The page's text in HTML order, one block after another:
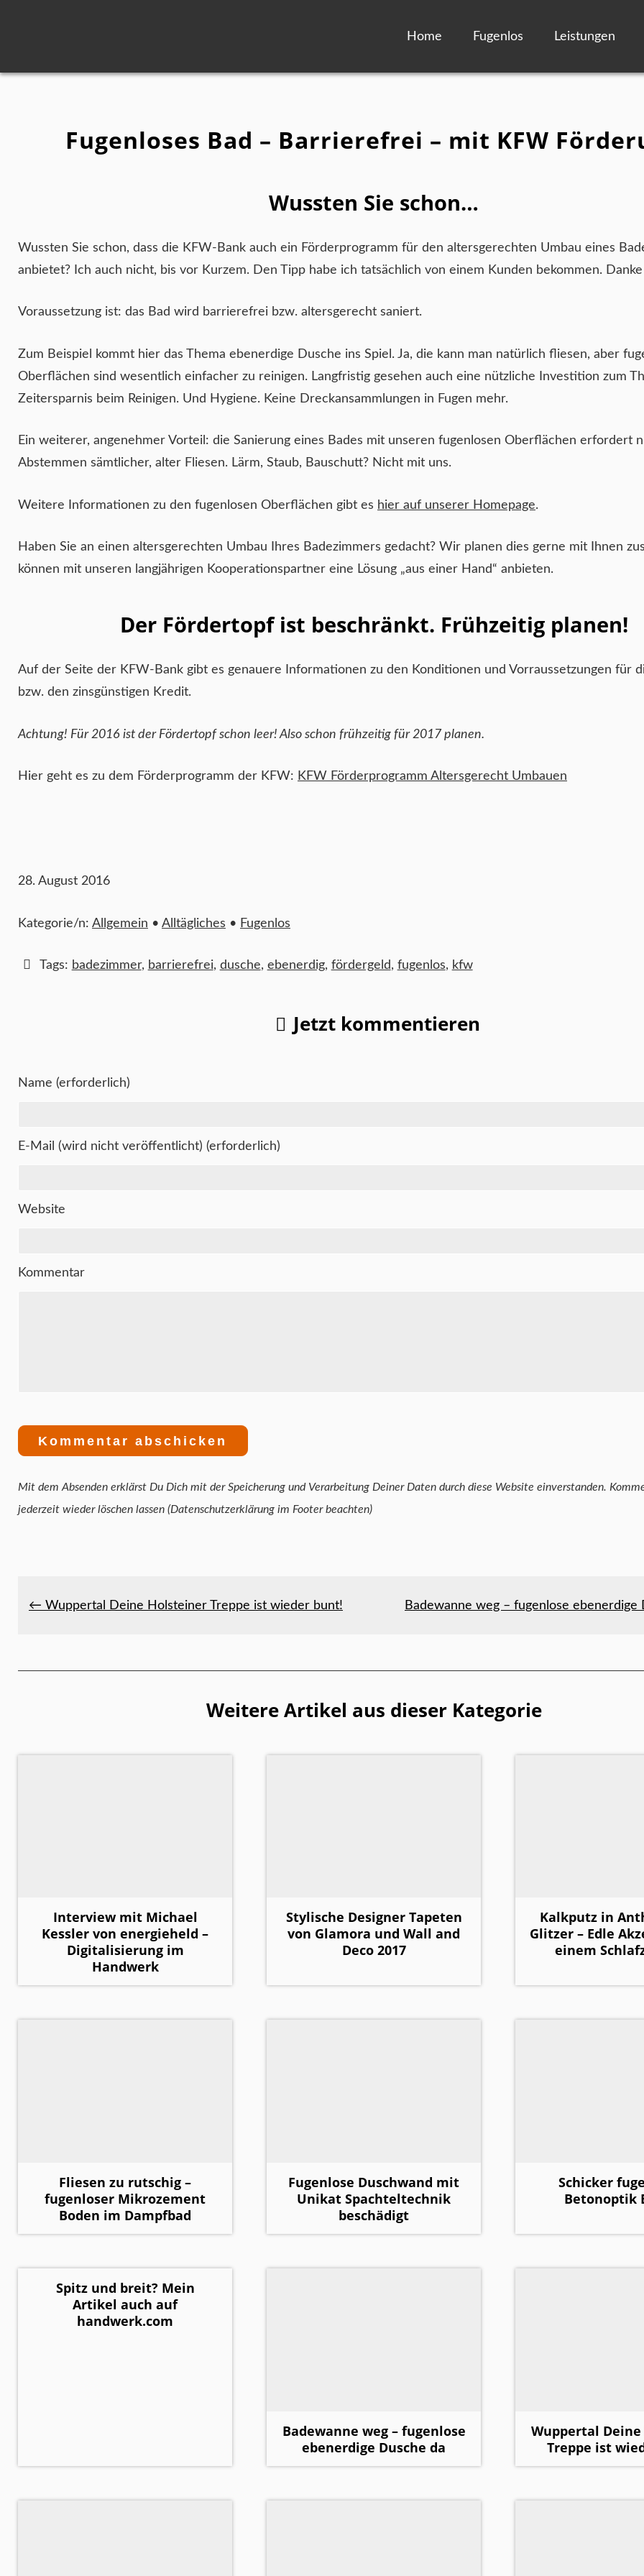
Home Fugenlos Leistungen
Fugenloses Bad – Barrierefrei – mit KFW
Wussten Sie schon…
Wussten Sie schon, dass die KFW-Bank auch ein Förderprogramm für den altersgerechten Umbau eines
anbietet? Ich auch nicht, bis vor Kurzem. Den Tipp habe ich tatsächlich von einem Kunden bekommen.
Voraussetzung ist: das Bad wird barrierefrei bzw. altersgerecht saniert.
Zum Beispiel kommt hier das Thema ebenerdige Dusche ins Spiel. Ja, die kann man natürlich fliesen, aber
Oberflächen sind wesentlich einfacher zu reinigen. Langfristig gesehen auch eine nützliche Investition zum
Zeitersparnis beim Reinigen. Und Hygiene. Keine Dreckansammlungen in Fugen mehr.
Ein weiterer, angenehmer Vorteil: die Sanierung eines Bades mit unseren fugenlosen Oberflächen erfordert
Abstemmen sämtlicher, alter Fliesen. Lärm, Staub, Bauschutt? Nicht mit uns.
Weitere Informationen zu den fugenlosen Oberflächen gibt es hier auf unserer Homepage.
Haben Sie an einen altersgerechten Umbau Ihres Badezimmers gedacht? Wir planen dies gerne mit Ihnen
können mit unseren langjährigen Kooperationspartner eine Lösung „aus einer Hand“ anbieten.
Der Fördertopf ist beschränkt. Frühzeitig planen!
Auf der Seite der KFW-Bank gibt es genauere Informationen zu den Konditionen und Vorraussetzungen für
bzw. den zinsgünstigen Kredit.
Achtung! Für 2016 ist der Fördertopf schon leer! Also schon frühzeitig für 2017 planen.
Hier geht es zu dem Förderprogramm der KFW: KFW Förderprogramm Altersgerecht Umbauen
28. August 2016
Kategorie/n: Allgemein • Alltägliches • Fugenlos
Tags: badezimmer, barrierefrei, dusche, ebenerdig, fördergeld, fugenlos, kfw
Jetzt kommentieren
Name (erforderlich)
E-Mail (wird nicht veröffentlicht) (erforderlich)
Website
Kommentar
Mit dem Absenden erklärst Du Dich mit der Speicherung und Verarbeitung Deiner Daten durch diese Website einverstanden. Kommentare kannst Du
jederzeit wieder löschen lassen (Datenschutzerklärung im Footer beachten)
← Wuppertal Deine Holsteiner Treppe ist wieder bunt! Badewanne weg – fugenlose
Weitere Artikel aus dieser Kategorie
Interview mit Michael
Kessler von energieheld –
Digitalisierung im
Handwerk
Stylische Designer Tapeten
von Glamora und Wall and
Deco 2017
Kalkputz in
Glitzer – Edle
einem
Fliesen zu rutschig –
fugenloser Mikrozement
Boden im Dampfbad
Fugenlose Duschwand mit
Unikat Spachteltechnik
beschädigt
Schicker
Betonoptik
Spitz und breit? Mein
Artikel auch auf
handwerk.com
Badewanne weg – fugenlose
ebenerdige Dusche da
Wuppertal
Treppe ist